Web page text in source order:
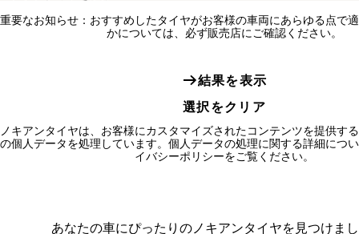
重要なお知らせ：おすすめしたタイヤがお客様の車両にあらゆる点で
かについては、必ず販売店にご確認ください。
結果を表示
選択をクリア
ノキアンタイヤは、お客様にカスタマイズされたコンテンツを提供す
の個人データを処理しています。個人データの処理に関する詳細につ
イバシーポリシーをご覧ください。
あなたの車にぴったりのノキアンタイヤを見つけま